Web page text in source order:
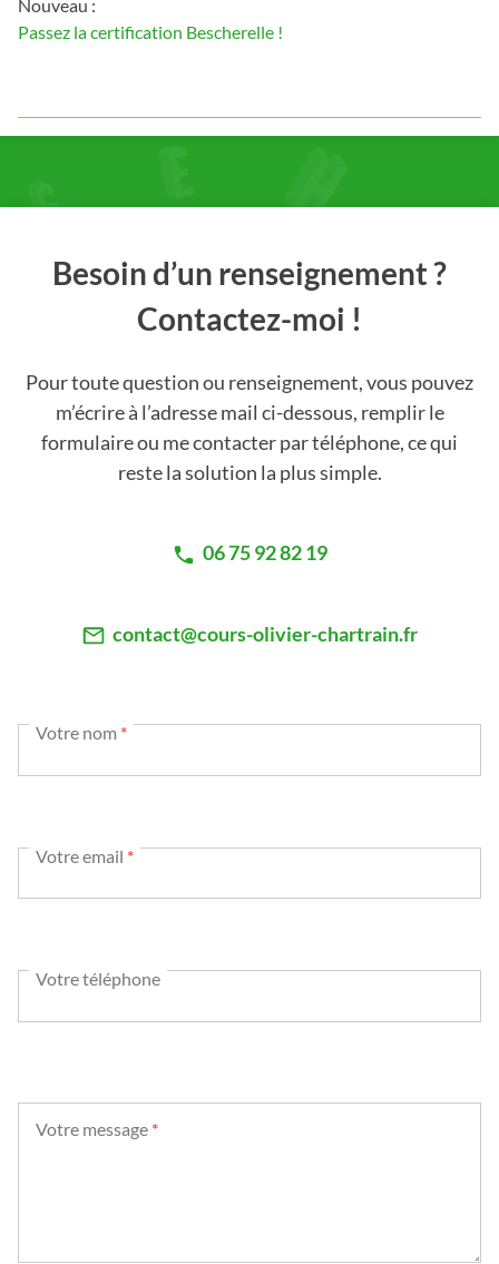
Nouveau :
Passez la certification Bescherelle !
Besoin d’un renseignement ?
Contactez-moi !
Pour toute question ou renseignement, vous pouvez
m’écrire à l’adresse mail ci-dessous, remplir le
formulaire ou me contacter par téléphone, ce qui
reste la solution la plus simple.
06 75 92 82 19
contact@cours-olivier-chartrain.fr
Votre nom *
Votre email *
Votre téléphone
Votre message *